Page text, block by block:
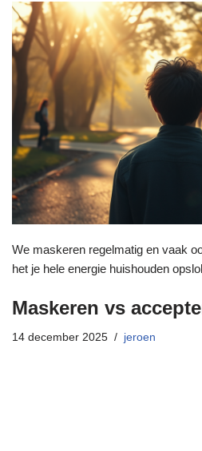
We maskeren regelmatig en vaak
het je hele energie huishouden
Maskeren vs
14 december 2025 jeroen